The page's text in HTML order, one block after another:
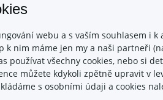
kdy po exportu zásilek do
dny" (od exportu zásilek).
či svátek, pak bude svoz
místě svozu. tedy vaše jméno
webu a s vaším souhlasem i
nim máme jen my a naši partneři
používat všechny cookies, nebo si
můžete kdykoli zpětně upravit v
s osobními údaji a cookies